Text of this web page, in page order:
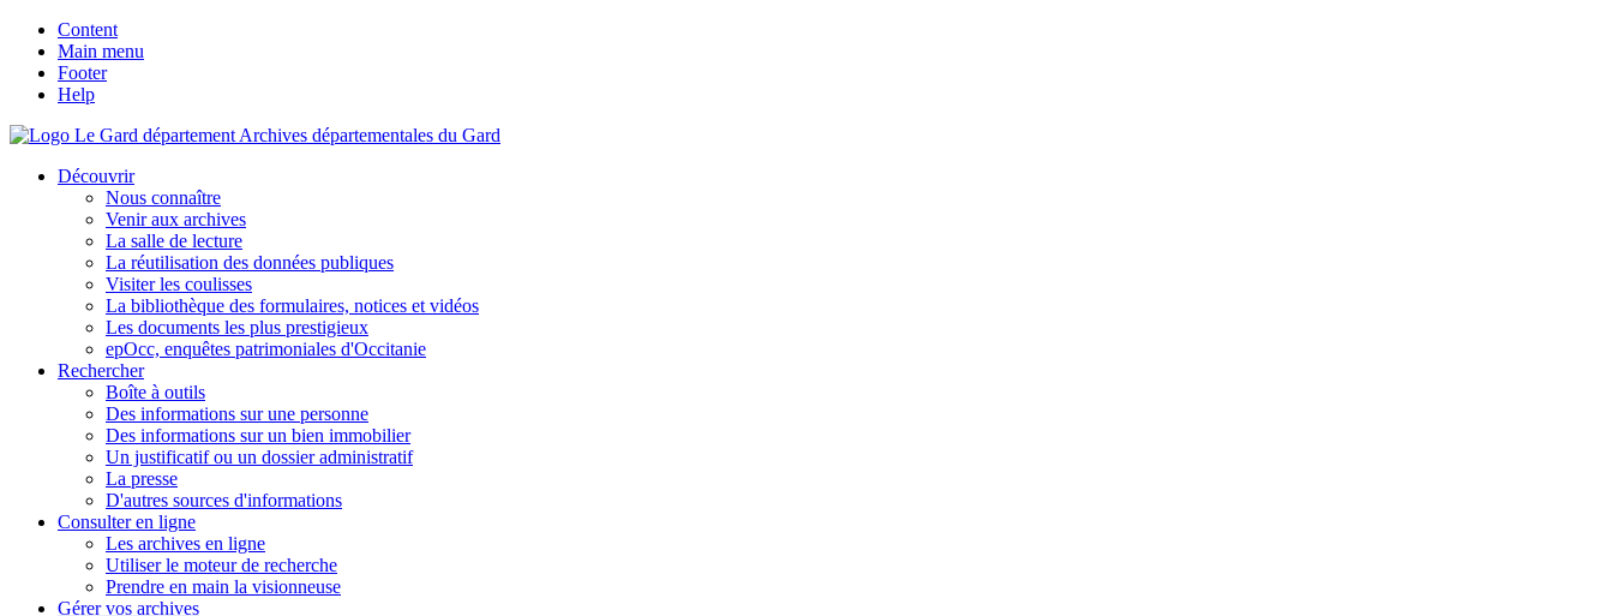
Content
Main menu
Footer
Help
Archives départementales du Gard
Découvrir
Nous connaître
Venir aux archives
La salle de lecture
La réutilisation des données publiques
Visiter les coulisses
La bibliothèque des formulaires, notices et vidéos
Les documents les plus prestigieux
epOcc, enquêtes patrimoniales d'Occitanie
Rechercher
Boîte à outils
Des informations sur une personne
Des informations sur un bien immobilier
Un justificatif ou un dossier administratif
La presse
D'autres sources d'informations
Consulter en ligne
Les archives en ligne
Utiliser le moteur de recherche
Prendre en main la visionneuse
Gérer vos archives